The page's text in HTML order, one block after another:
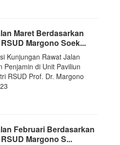
Maret Berdasarkan
Margono Soek...
Kunjungan Rawat Jalan
Penjamin di Unit Paviliun
RSUD Prof. Dr. Margono
Februari Berdasarkan
Margono S...